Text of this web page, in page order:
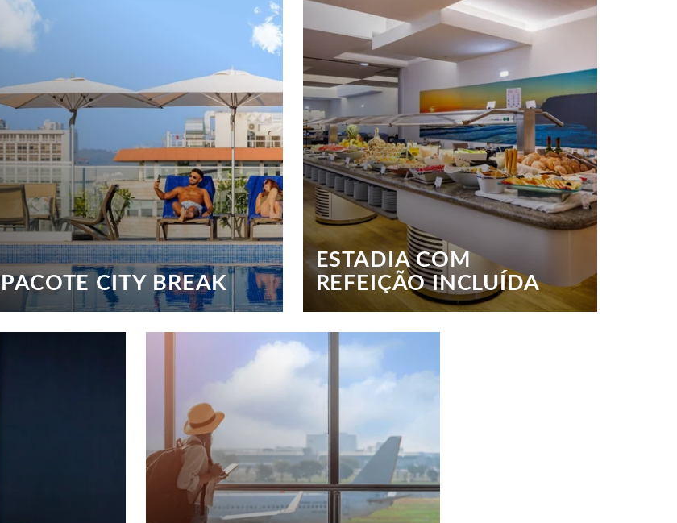
PACOTE CITY BREAK
ESTADIA COM
REFEIÇÃO INCLUÍDA
website oficial.
SABER MAIS